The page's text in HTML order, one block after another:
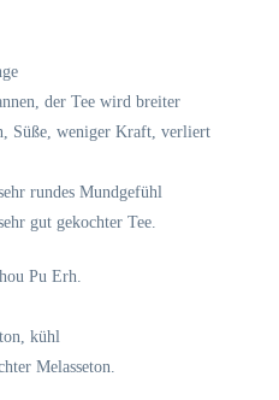
der Tee wird breiter
Süße, weniger Kraft, verliert
rundes Mundgefühl
gut gekochter Tee.
Pu Erh.
kühl
Melasseton.